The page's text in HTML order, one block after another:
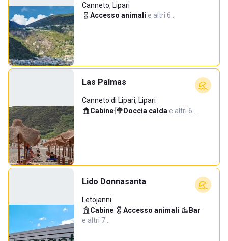
Canneto, Lipari
Accesso animali·e altri 6…
Las Palmas
Canneto di Lipari, Lipari
Cabine· Doccia calda·e altri 6…
Lido Donnasanta
Letojanni
Cabine· Accesso animali· Bar·
e altri 7…